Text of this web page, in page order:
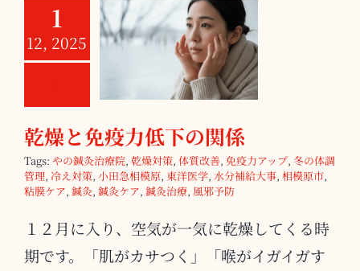
1
12, 2025
乾燥と免疫力低
下の関係
乾燥と免疫力低下の関係
Tags: やの鍼灸治療院, 乾燥対策, 体質改善, 免疫力アップ, 冬の体調
管理, 冷え対策, 小田急相模原, 東洋医学, 水分補給大事, 相模原市,
粘膜ケア, 鍼灸, 鍼灸ケア, 鍼灸治療, 風邪予防
１２月に入り、空気が一気に乾燥してくる時
期です。「肌がカサつく」「喉がイガイガす